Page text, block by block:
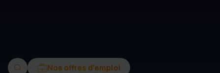
Nos offres d’emploi